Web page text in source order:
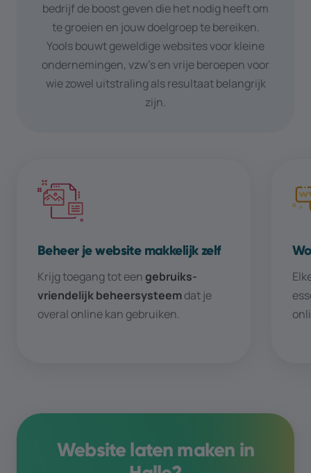
bedrijf de boost geven die het nodig heeft om
te groeien en jouw doelgroep te bereiken.
Yools bouwt geweldige websites voor kleine
ondernemingen, vzw’s en vrije beroepen voor
wie zowel uitstraling als resultaat belangrijk
zijn.
Beheer je website makkelijk zelf
Krijg toegang tot eengebruiks­­
vriendelijk beheer­­systeemdat je
overal online kan gebruiken.
Website laten maken in